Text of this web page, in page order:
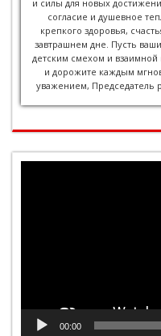
и силы для новых
согласие и душевное
крепкого здоровья,
завтрашнем дне. Пусть
детским смехом и
и дорожите каждым
уважением, Председатель
00:00